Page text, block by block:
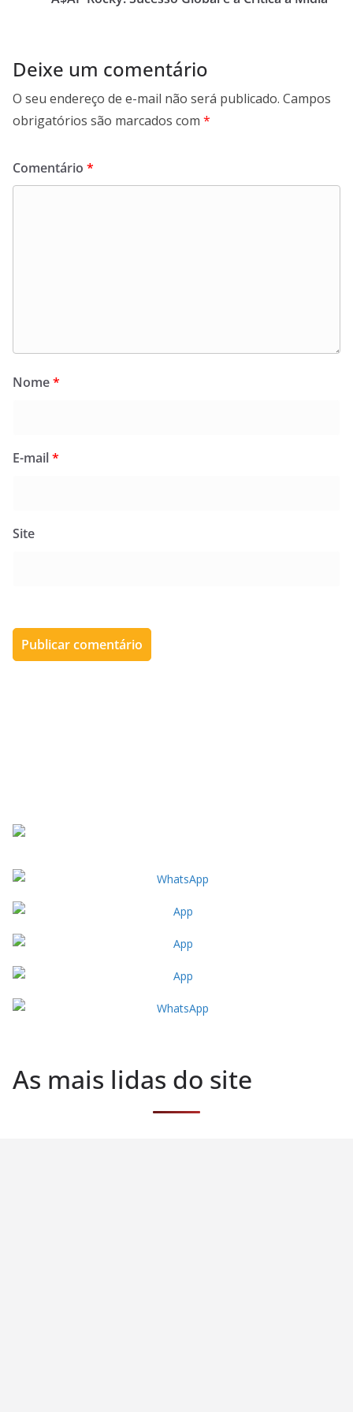
Deixe um comentário
O seu endereço de e-mail não será publicado. Campos
obrigatórios são marcados com *
Comentário *
Nome*
E-mail*
Site
As mais lidas do site